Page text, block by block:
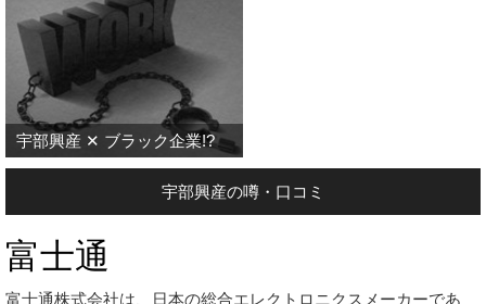
宇部興産 ✕ ブラック企業!?
宇部興産の噂・口コミ
富士通
富士通株式会社は、日本の総合エレクトロニクスメーカーであ